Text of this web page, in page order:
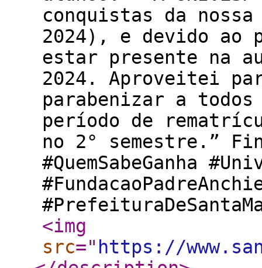
conquistas da
2024), e devido ao
estar presente na
2024. Aproveitei
parabenizar a todos
período de
no 2° semestre.”
#QuemSabeGanha
<img
src=" https://